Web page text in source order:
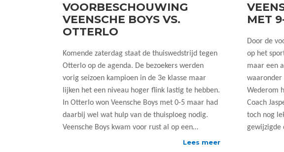
VOORBESCHOUWING
VEENSCHE BOYS VS.
OTTERLO
Komende zaterdag staat de thuiswedstrijd tegen
Otterlo op de agenda. De bezoekers werden
vorig seizoen kampioen in de 3e klasse maar
lijken het een niveau hoger flink lastig te hebben.
In Otterlo won Veensche Boys met 0-5 maar had
daarbij wel wat hulp van de thuisploeg nodig.
Veensche Boys kwam voor rust al op een…
Lees meer
MET
Door de
op het
maar een
waaronder
Wederom
Coach
toch nog
gewijzigde